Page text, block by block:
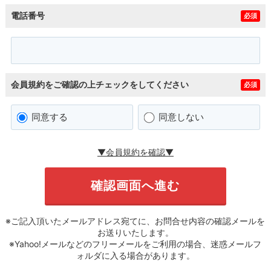
電話番号 必須
会員規約をご確認の上チェックをしてください 必須
同意する 同意しない
▼会員規約を確認▼
※ご記入頂いたメールアドレス宛てに、お問合せ内容の確認メールを
お送りいたします。
※Yahoo!メールなどのフリーメールをご利用の場合、迷惑メールフ
ォルダに入る場合があります。